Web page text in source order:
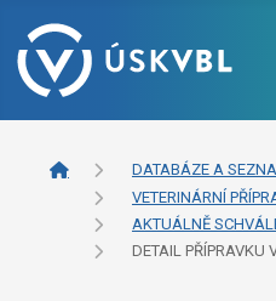
DATABÁZE A
VETERINÁRNÍ
AKTUÁLNĚ
DETAIL PŘÍPRAVKU